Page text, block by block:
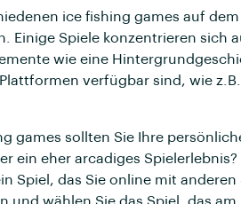
ice fishing games auf
Einige Spiele konzentrieren sich
wie eine
verfügbar sind, wie
games sollten Sie Ihre
ein eher arcadiges
Spiel, das Sie online mit
und wählen Sie das Spiel, das